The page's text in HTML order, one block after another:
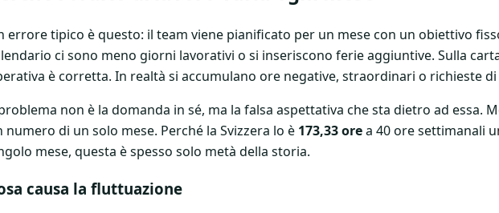
errore tipico è questo: il team viene pianificato per un mese con un obiettivo
ci sono meno giorni lavorativi o si inseriscono ferie aggiuntive. Sulla
è corretta. In realtà si accumulano ore negative, straordinari o richieste
non è la domanda in sé, ma la falsa aspettativa che sta dietro ad essa.
numero di un solo mese. Perché la Svizzera lo è 173,33 orea 40 ore settimanali
mese, questa è spesso solo metà della storia.
causa la fluttuazione